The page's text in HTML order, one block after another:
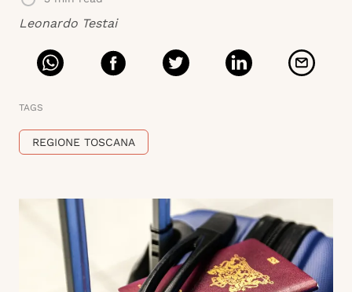
Leonardo Testai
TAGS
REGIONE TOSCANA